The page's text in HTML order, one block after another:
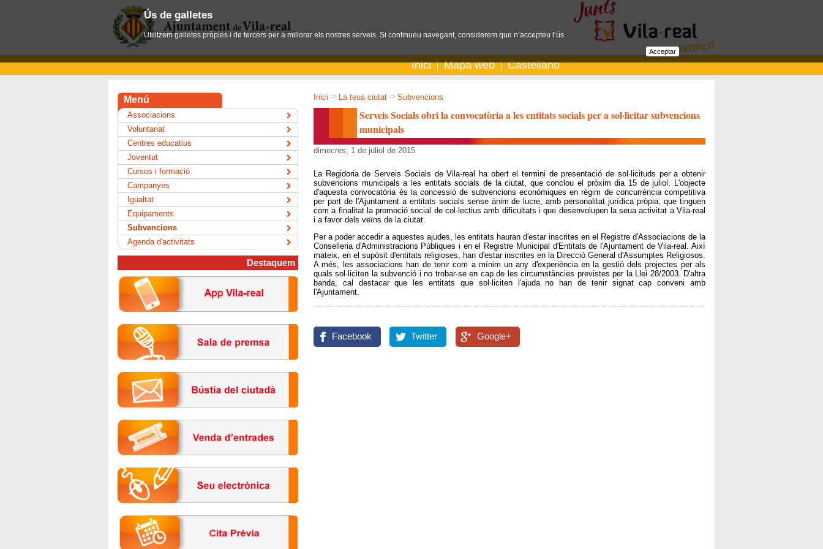
Inici Mapa web Castellano
Inici -> La teua ciutat -> Subvencions
Serveis Socials obri la convocatòria a les entitats socials per a sol·licitar subvencions
municipals
dimecres, 1 de juliol de 2015
La Regidoria de Serveis Socials de Vila-real ha obert el termini de presentació de sol·licituds per a obtenir
subvencions municipals a les entitats socials de la ciutat, que conclou el pròxim dia 15 de juliol. L'objecte
d'aquesta convocatòria és la concessió de subvencions econòmiques en règim de concurrència competitiva
per part de l'Ajuntament a entitats socials sense ànim de lucre, amb personalitat jurídica pròpia, que tinguen
com a finalitat la promoció social de col·lectius amb dificultats i que desenvolupen la seua activitat a Vila-real
i a favor dels veïns de la ciutat.
Per a poder accedir a aquestes ajudes, les entitats hauran d'estar inscrites en el Registre d'Associacions de la
Conselleria d'Administracions Públiques i en el Registre Municipal d'Entitats de l'Ajuntament de Vila-real. Així
mateix, en el supòsit d'entitats religioses, han d'estar inscrites en la Direcció General d'Assumptes Religiosos.
A més, les associacions han de tenir com a mínim un any d'experiència en la gestió dels projectes per als
quals sol·liciten la subvenció i no trobar-se en cap de les circumstàncies previstes per la Llei 28/2003. D'altra
banda, cal destacar que les entitats que sol·liciten l'ajuda no han de tenir signat cap conveni amb
l'Ajuntament.
Facebook Twitter Google+
Menú
Associacions
Voluntariat
Centres educatius
Joventut
Cursos i formació
Campanyes
Igualtat
Equipaments
Subvencions
Agenda d'activitats
Destaquem
Ús de galletes
Utilitzem galletes pròpies i de tercers per a millorar els nostres serveis. Si continueu navegant, considerem que n’accepteu l’ús.
Acceptar